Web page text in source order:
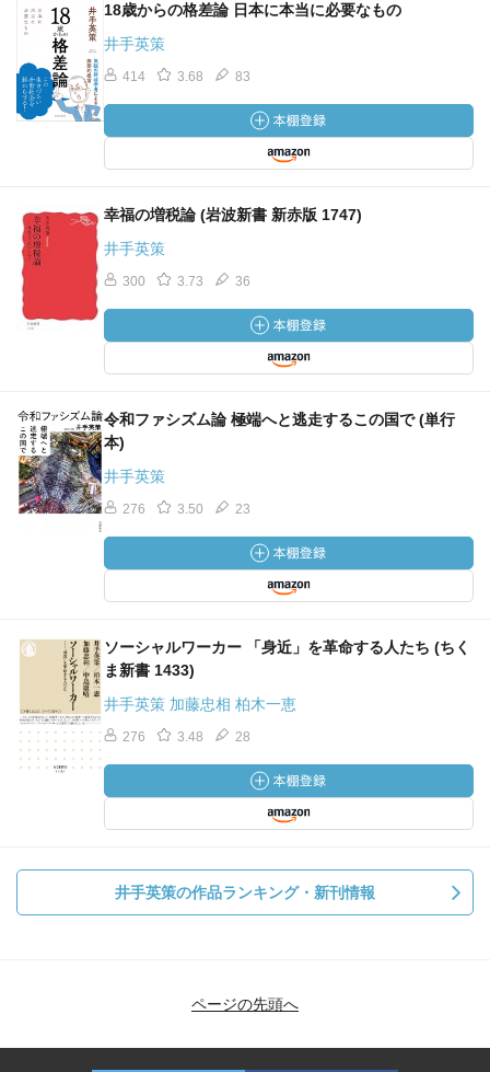
18歳からの格差論 日本に本当に必要なもの
井手英策
414 3.68 83
幸福の増税論 (岩波新書 新赤版 1747)
井手英策
300 3.73 36
令和ファシズム論 極端へと逃走するこの国で (単行
本)
井手英策
276 3.50 23
ソーシャルワーカー 「身近」を革命する人たち (ちく
ま新書 1433)
井手英策 加藤忠相 柏木一恵
276 3.48 28
井手英策の作品ランキング・新刊情報
ページの先頭へ